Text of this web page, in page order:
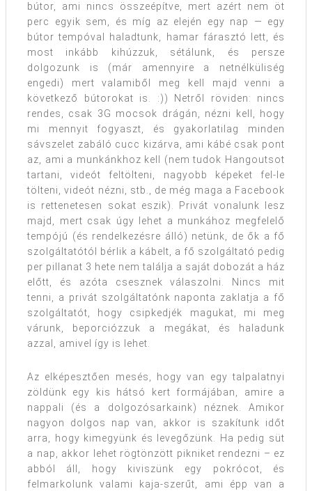
bútor, ami nincs összeépítve, mert azért nem öt
perc egyik sem, és míg az elején egy nap — egy
bútor tempóval haladtunk, hamar fárasztó lett, és
most inkább kihúzzuk, sétálunk, és persze
dolgozunk is (már amennyire a netnélküliség
engedi) mert valamiből meg kell majd venni a
következő bútorokat is. :)) Netről röviden: nincs
rendes, csak 3G mocsok drágán, nézni kell, hogy
mi mennyit fogyaszt, és gyakorlatilag minden
sávszelet zabáló cucc kizárva, ami kábé csak pont
az, ami a munkánkhoz kell (nem tudok Hangoutsot
tartani, videót feltölteni, nagyobb képeket fel-le
tölteni, videót nézni, stb., de még maga a Facebook
is rettenetesen sokat eszik). Privát vonalunk lesz
majd, mert csak úgy lehet a munkához megfelelő
tempójú (és rendelkezésre álló) netünk, de ők a fő
szolgáltatótól bérlik a kábelt, a fő szolgáltató pedig
per pillanat 3 hete nem találja a saját dobozát a ház
előtt, és azóta csesznek válaszolni. Nincs mit
tenni, a privát szolgáltatónk naponta zaklatja a fő
szolgáltatót, hogy csipkedjék magukat, mi meg
várunk, beporciózzuk a megákat, és haladunk
azzal, amivel így is lehet.
Az elképesztően mesés, hogy van egy talpalatnyi
zöldünk egy kis hátsó kert formájában, amire a
nappali (és a dolgozósarkaink) néznek. Amikor
nagyon dolgos nap van, akkor is szakítunk időt
arra, hogy kimegyünk és levegőzünk. Ha pedig süt
a nap, akkor lehet rögtönzött pikniket rendezni – ez
abból áll, hogy kiviszünk egy pokrócot, és
felmarkolunk valami kaja-szerűt, ami épp van a